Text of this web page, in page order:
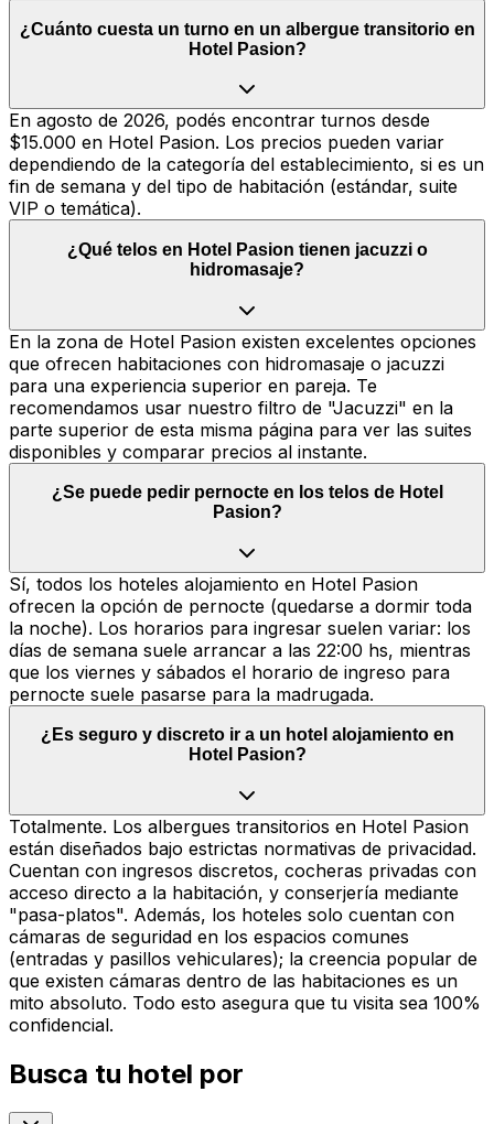
¿Cuánto cuesta un turno en un albergue transitorio en
Hotel Pasion?
En agosto de 2026, podés encontrar turnos desde
$15.000 en Hotel Pasion. Los precios pueden variar
dependiendo de la categoría del establecimiento, si es un
fin de semana y del tipo de habitación (estándar, suite
VIP o temática).
¿Qué telos en Hotel Pasion tienen jacuzzi o
hidromasaje?
En la zona de Hotel Pasion existen excelentes opciones
que ofrecen habitaciones con hidromasaje o jacuzzi
para una experiencia superior en pareja. Te
recomendamos usar nuestro filtro de "Jacuzzi" en la
parte superior de esta misma página para ver las suites
disponibles y comparar precios al instante.
¿Se puede pedir pernocte en los telos de Hotel
Pasion?
Sí, todos los hoteles alojamiento en Hotel Pasion
ofrecen la opción de pernocte (quedarse a dormir toda
la noche). Los horarios para ingresar suelen variar: los
días de semana suele arrancar a las 22:00 hs, mientras
que los viernes y sábados el horario de ingreso para
pernocte suele pasarse para la madrugada.
¿Es seguro y discreto ir a un hotel alojamiento en
Hotel Pasion?
Totalmente. Los albergues transitorios en Hotel Pasion
están diseñados bajo estrictas normativas de privacidad.
Cuentan con ingresos discretos, cocheras privadas con
acceso directo a la habitación, y conserjería mediante
"pasa-platos". Además, los hoteles solo cuentan con
cámaras de seguridad en los espacios comunes
(entradas y pasillos vehiculares); la creencia popular de
que existen cámaras dentro de las habitaciones es un
mito absoluto. Todo esto asegura que tu visita sea 100%
confidencial.
Busca tu hotel por